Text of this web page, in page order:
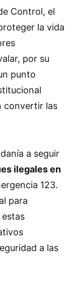
Control, el
la vida
por su
punto
convertir las
a seguir
ilegales en
123.
para
a las